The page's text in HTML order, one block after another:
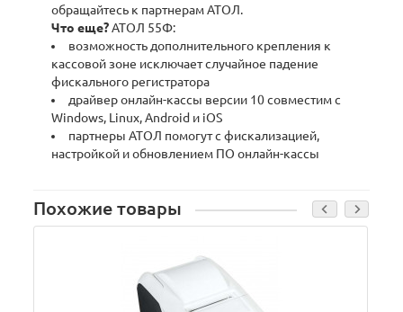
обращайтесь к партнерам АТОЛ.
Что еще?АТОЛ 55Ф:
возможность дополнительного крепления к
кассовой зоне исключает случайное падение
фискального регистратора
драйвер онлайн-кассы версии 10 совместим с
Windows, Linux, Android и iOS
партнеры АТОЛ помогут с фискализацией,
настройкой и обновлением ПО онлайн-кассы
Похожие товары